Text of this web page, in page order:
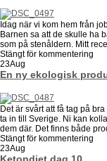
Idag när vi kom hem från
Barnen sa att de skulle ha
som på stenåldern.
Stängt för kommentering
23Aug
En ny ekologisk
Det är svårt att få tag på
ta in till Sverige. Ni kan
dem där. Det finns både
Stängt för kommentering
23Aug